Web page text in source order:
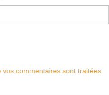
commentaires sont traitées